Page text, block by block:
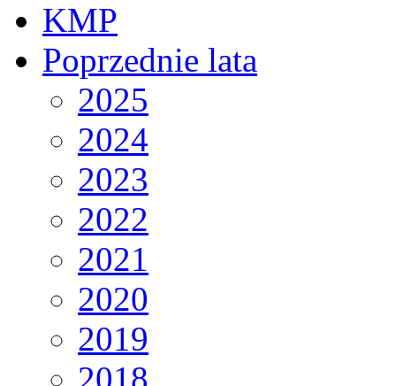
KMP
Poprzednie lata
2025
2024
2023
2022
2021
2020
2019